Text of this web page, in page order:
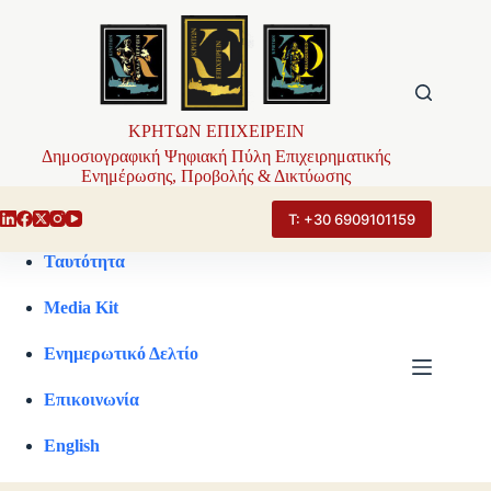
ΚΡΗΤΩΝ ΕΠΙΧΕΙΡΕΙΝ
Δημοσιογραφική Ψηφιακή Πύλη Επιχειρηματικής
Ενημέρωσης, Προβολής & Δικτύωσης
Τ: +30 6909101159
Ταυτότητα
Media Kit
Ενημερωτικό Δελτίο
Επικοινωνία
English